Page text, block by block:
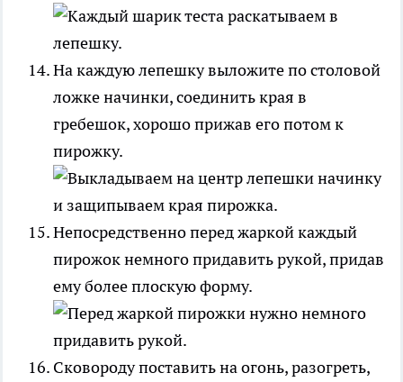
На каждую лепешку выложите по столовой
ложке начинки, соединить края в
гребешок, хорошо прижав его потом к
пирожку.
Непосредственно перед жаркой каждый
пирожок немного придавить рукой, придав
ему более плоскую форму.
Сковороду поставить на огонь, разогреть,